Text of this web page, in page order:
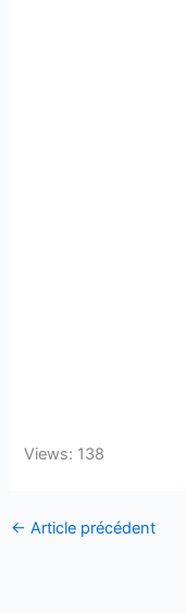
Views: 138
← Article précédent